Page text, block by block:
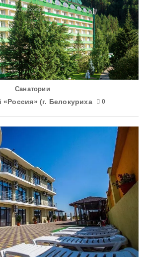
Санатории
«Россия» (г. Белокуриха 0